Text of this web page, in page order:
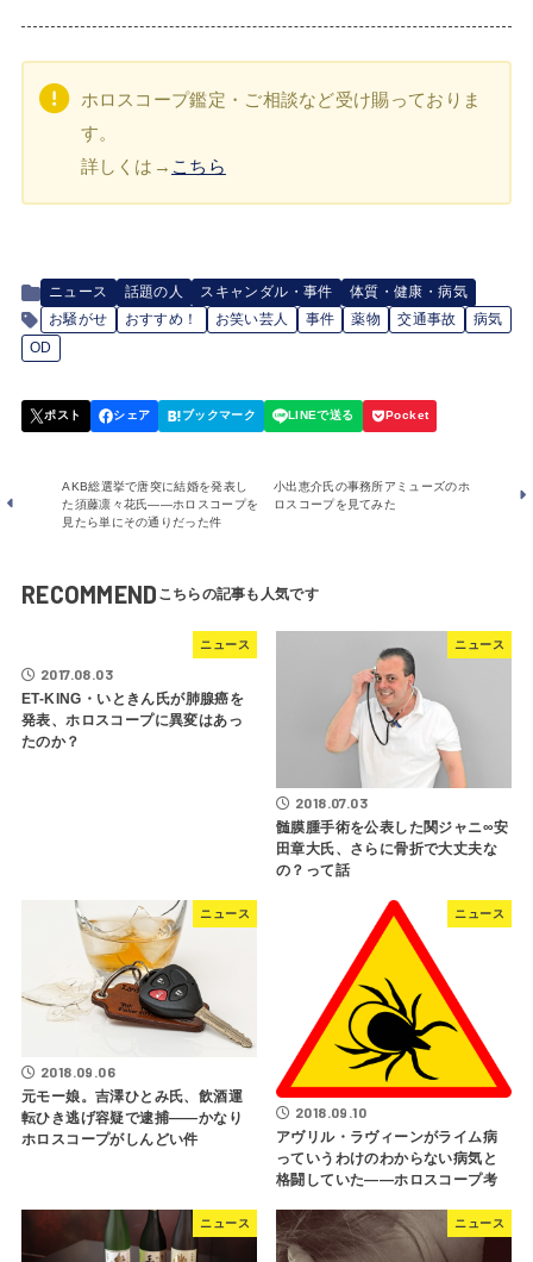
ホロスコープ鑑定・ご相談など受け賜っておりま
す。
詳しくは→ こちら
ニュース 話題の人 スキャンダル・事件
体質・健康・病気
お騒がせ
おすすめ！ お笑い芸人 事件 薬物 交通事故
病気
OD
AKB総選挙で唐突に結婚を発表し
た須藤凛々花氏――ホロスコープを
見たら単にその通りだった件
小出恵介氏の事務所アミューズのホ
ロスコープを見てみた
RECOMMEND
ニュース
2017.08.03
ET-KING・いときん氏が肺腺癌を
発表、ホロスコープに異変はあっ
たのか？
ニュース
2018.07.03
髄膜腫手術を公表した関ジャニ∞安
田章大氏、さらに骨折で大丈夫な
の？って話
ニュース
2018.09.06
元モー娘。吉澤ひとみ氏、飲酒運
転ひき逃げ容疑で逮捕――かなり
ホロスコープがしんどい件
ニュース
2018.09.10
アヴリル・ラヴィーンがライム病
っていうわけのわからない病気と
格闘していた――ホロスコープ考
ニュース ニュース